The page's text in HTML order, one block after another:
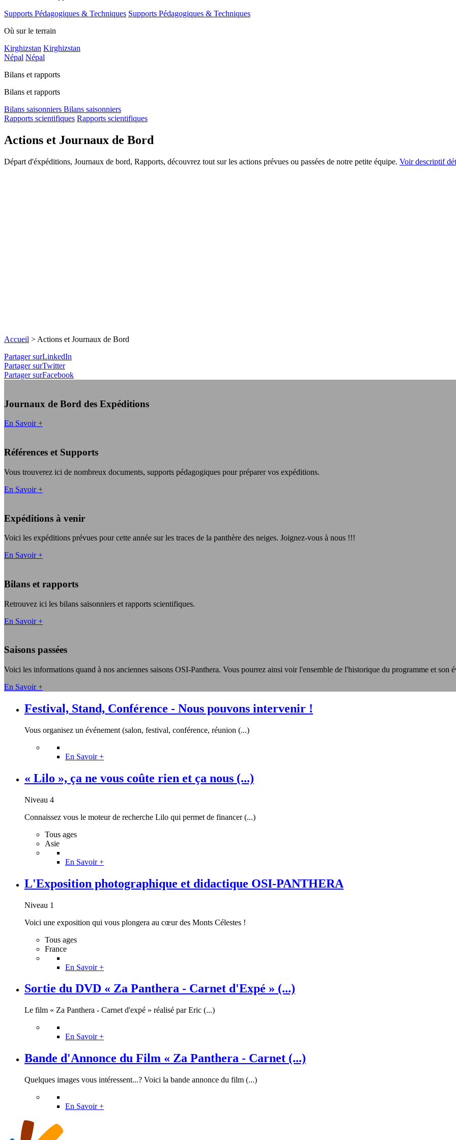
Supports Pédagogiques & Techniques Supports Pédagogiques & Techniques
Où sur le terrain
Kirghizstan Kirghizstan
Népal Népal
Bilans et rapports
Bilans et rapports
Bilans saisonniers Bilans saisonniers
Rapports scientifiques Rapports scientifiques
Actions et Journaux de Bord
Départ d'éxpéditions, Journaux de bord, Rapports, découvrez tout sur les actions prévues ou passées de notre petite équipe. Voir descriptif
Accueil > Actions et Journaux de Bord
Partager surLinkedIn
Partager surTwitter
Partager surFacebook
Journaux de Bord des Expéditions
En Savoir +
Références et Supports
Vous trouverez ici de nombreux documents, supports pédagogiques pour préparer vos expéditions.
En Savoir +
Expéditions à venir
Voici les expéditions prévues pour cette année sur les traces de la panthère des neiges. Joignez-vous à nous !!!
En Savoir +
Bilans et rapports
Retrouvez ici les bilans saisonniers et rapports scientifiques.
En Savoir +
Saisons passées
Voici les informations quand à nos anciennes saisons OSI-Panthera. Vous pourrez ainsi voir l'ensemble de l'historique du programme et son
En Savoir +
Festival, Stand, Conférence - Nous pouvons intervenir !
Vous organisez un événement (salon, festival, conférence, réunion (...)
En Savoir +
« Lilo », ça ne vous coûte rien et ça nous (...)
Niveau 4
Connaissez vous le moteur de recherche Lilo qui permet de financer (...)
Tous ages
Asie
En Savoir +
L'Exposition photographique et didactique OSI-PANTHERA
Niveau 1
Voici une exposition qui vous plongera au cœur des Monts Célestes !
Tous ages
France
En Savoir +
Sortie du DVD « Za Panthera - Carnet d'Expé » (...)
Le film « Za Panthera - Carnet d'expé » réalisé par Eric (...)
En Savoir +
Bande d'Annonce du Film « Za Panthera - Carnet (...)
Quelques images vous intéressent...? Voici la bande annonce du film (...)
En Savoir +